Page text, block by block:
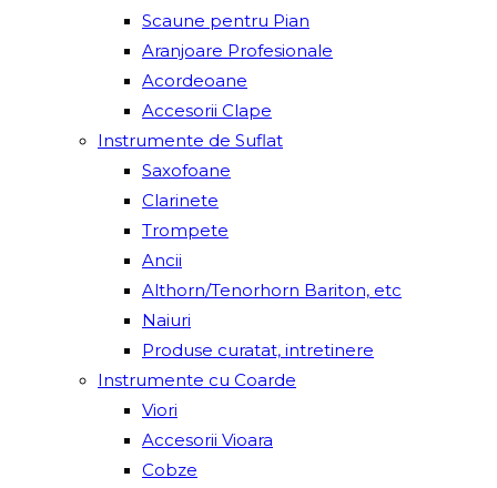
Scaune pentru Pian
Aranjoare Profesionale
Acordeoane
Accesorii Clape
Instrumente de Suflat
Saxofoane
Clarinete
Trompete
Ancii
Althorn/Tenorhorn Bariton, etc
Naiuri
Produse curatat, intretinere
Instrumente cu Coarde
Viori
Accesorii Vioara
Cobze